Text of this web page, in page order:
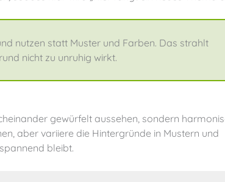
nutzen statt Muster und Farben. Das strahlt
nicht zu unruhig wirkt.
aber variiere die Hintergründe in Mustern und
bleibt.